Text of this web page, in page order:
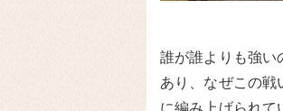
誰が誰よりも強い
あり、なぜこの戦
に編み上げられて